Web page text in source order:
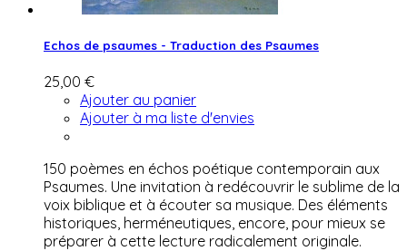
Echos de psaumes - Traduction des Psaumes
25,00 €
Ajouter au panier
Ajouter à ma liste d'envies
150 poèmes en échos poétique contemporain aux
Psaumes. Une invitation à redécouvrir le sublime de la
voix biblique et à écouter sa musique. Des éléments
historiques, herméneutiques, encore, pour mieux se
préparer à cette lecture radicalement originale.